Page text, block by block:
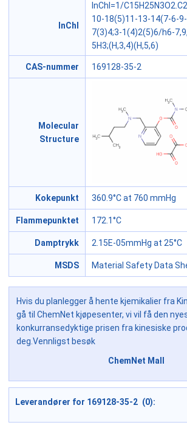
InChI
InChI=1/
10-18(5)11-13-14(7-6-
7(3)4;3-1(4)2(5)6/h6-
5H3;(H,3,4)(H,5,6)
CAS-nummer 169128-35-2
Molecular
Structure
Kokepunkt 360.9°C at 760 mmHg
Flammepunktet 172.1°C
Damptrykk 2.15E-05mmHg at 25°C
MSDS Material Safety Data
Hvis du planlegger å hente kjemikalier fra
gå til ChemNet kjøpesenter, vi vil få den
konkurransedyktige prisen fra kinesiske
deg.Vennligst besøk
ChemNet Mall
Leverandører for 169128-35-2 (0):